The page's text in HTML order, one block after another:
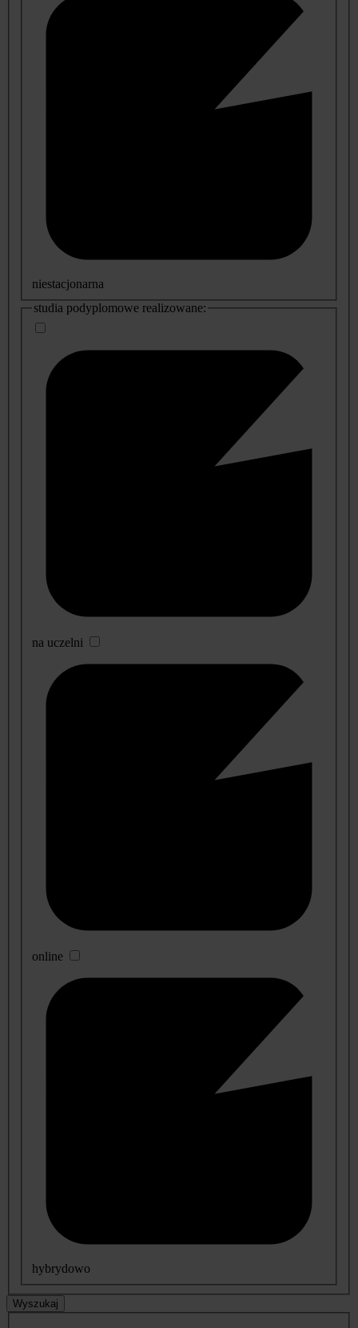
niestacjonarna
studia podyplomowe realizowane:
na uczelni
online
hybrydowo
Wyszukaj